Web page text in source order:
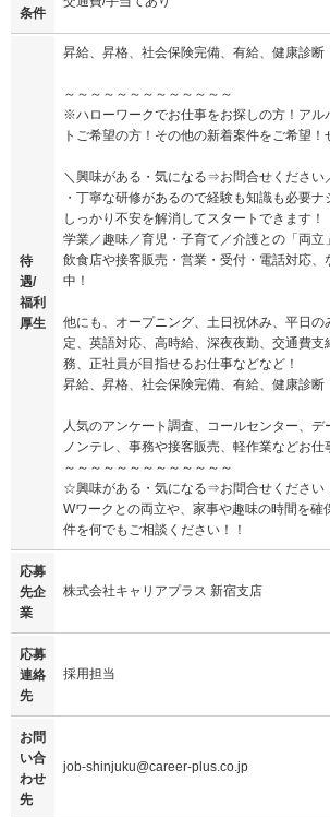
条件
待
遇/
福利
厚生
昇給、昇格、社会保険完備、有給、健康診
～～～～～～～～～～～～～
※ハローワークでお仕事をお探しの方！アル
トご希望の方！その他の新着案件をご希望！
＼興味がある・気になる⇒お問合せください
・丁寧な研修があるので経験も知識も必要
しっかり不安を解消してスタートできます！
学業／趣味／育児・子育て／介護との「両立
飲食店や接客販売・営業・受付・電話対応
中！
他にも、オープニング、土日祝休み、平日の
定、英語対応、高時給、深夜夜勤、交通費
務、正社員が目指せるお仕事などなど！
昇給、昇格、社会保険完備、有給、健康診
人気のアンケート調査、コールセンター、
ノンテレ、事務や接客販売、軽作業などお
～～～～～～～～～～～～～
☆興味がある・気になる⇒お問合せくださ
Wワークとの両立や、家事や趣味の時間を確
件を何でもご相談ください！！
応募
先企
業
株式会社キャリアプラス 新宿支店
応募
連絡
先
採用担当
お問
い合
わせ
先
job-shinjuku@career-plus.co.jp